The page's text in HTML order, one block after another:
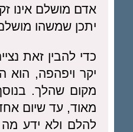
אדם מושלם אינו
יתכן שמשהו
כדי להבין זאת
יקר ויפהפה, הוא
מקום שהלך.
מאוד, עד שיום
להלם ולא ידע